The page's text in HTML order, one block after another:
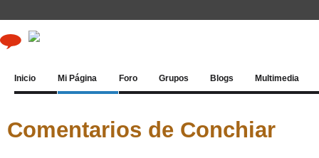
Inicio Mi Página Foro Grupos Blogs Multimedia
Comentarios de Conchiar